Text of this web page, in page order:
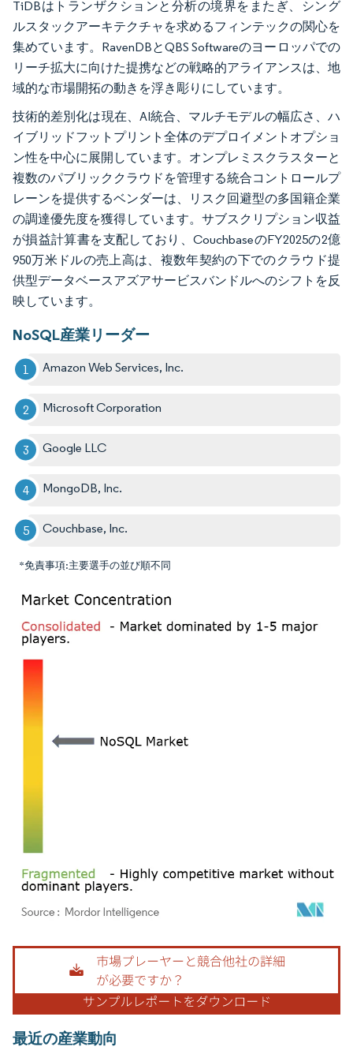
TiDBはトランザクションと分析の境界をまたぎ、シング
ルスタックアーキテクチャを求めるフィンテックの関心を
集めています。RavenDBとQBS Softwareのヨーロッパでの
リーチ拡大に向けた提携などの戦略的アライアンスは、地
域的な市場開拓の動きを浮き彫りにしています。
技術的差別化は現在、AI統合、マルチモデルの幅広さ、ハ
イブリッドフットプリント全体のデプロイメントオプショ
ン性を中心に展開しています。オンプレミスクラスターと
複数のパブリッククラウドを管理する統合コントロールプ
レーンを提供するベンダーは、リスク回避型の多国籍企業
の調達優先度を獲得しています。サブスクリプション収益
が損益計算書を支配しており、CouchbaseのFY2025の2億
950万米ドルの売上高は、複数年契約の下でのクラウド提
供型データベースアズアサービスバンドルへのシフトを反
映しています。
NoSQL産業リーダー
Amazon Web Services, Inc.
Microsoft Corporation
Google LLC
MongoDB, Inc.
Couchbase, Inc.
*免責事項:主要選手の並び順不同
画像 © Mordor Intelligence。再利用にはCC BY 4.0の表示が必要です。
最近の産業動向